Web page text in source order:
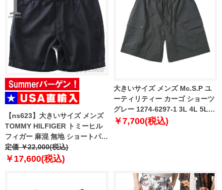
【ns623】大きいサイズ メンズ
TOMMY HILFIGER トミーヒル
フィガー 麻混 無地 ショートパン
ツ ショーツ USA直輸入
mw0mw44353
定価 ￥22,000(税込)
￥17,600(税込)
大きいサイズ メンズ Mc.S.P ユ
ーティリティー カーゴ ショーツ
グレー 1274-6297-1 3L 4L 5L
6L 7L 8L
￥7,700(税込)